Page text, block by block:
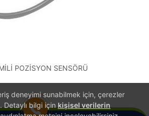
deneyimi sunabilmek için, çerezler
Detaylı bilgi için kişisel verilerin
POZİSYON SENSÖRÜ
1